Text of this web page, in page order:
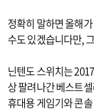
정확히 말하면 올해
수도 있겠습니다만,
닌텐도 스위치는
상 팔려나간 베스트
휴대용 게임기와 콘